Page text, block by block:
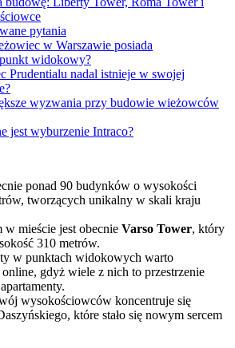
pytania
w Warszawie posiada
widokowy?
Prudentialu nadal istnieje w swojej
wyzwania przy budowie wieżowców
jest wyburzenie Intraco?
ponad 90 budynków o wysokości
tworzących unikalny w skali kraju
mieście jest obecnie Varso Tower, który
310 metrów.
w punktach widokowych warto
online, gdyż wiele z nich to przestrzenie
wysokościowców koncentruje się
które stało się nowym sercem